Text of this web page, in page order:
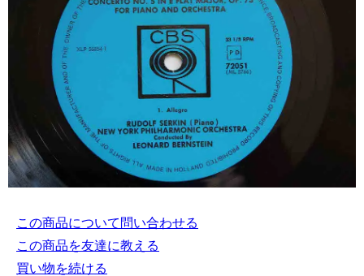
この商品について問い合わせる
この商品を友達に教える
買い物を続ける